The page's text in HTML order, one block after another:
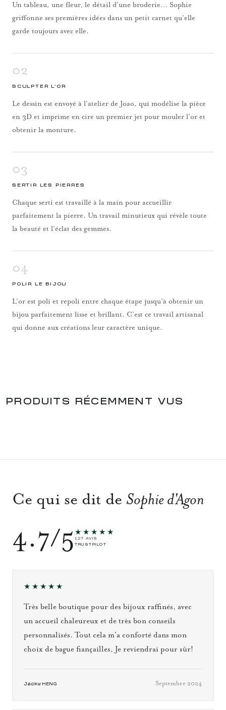
Un tableau, une fleur, le détail d’une broderie… Sophie
griffonne ses premières idées dans un petit carnet qu’elle
garde toujours avec elle.
02
SCULPTER L’OR
Le dessin est envoyé à l’atelier de Joao, qui modélise la pièce
en 3D et imprime en cire un premier jet pour mouler l’or et
obtenir la monture.
03
SERTIR LES PIERRES
Chaque serti est travaillé à la main pour accueillir
parfaitement la pierre. Un travail minutieux qui révèle toute
la beauté et l’éclat des gemmes.
04
POLIR LE BIJOU
L’or est poli et repoli entre chaque étape jusqu’à obtenir un
bijou parfaitement lisse et brillant. C’est ce travail artisanal
qui donne aux créations leur caractère unique.
PRODUITS RÉCEMMENT VUS
Ce qui se dit de Sophie d'Agon
4.7/5 ★★★★★
127 AVIS
TRUSTPILOT
★★★★★
Très belle boutique pour des bijoux raffinés, avec
un accueil chaleureux et de très bon conseils
personnalisés. Tout cela m'a conforté dans mon
choix de bague fiançailles, Je reviendrai pour sûr!
Jacky HENG Septembre 2024